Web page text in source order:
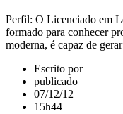
Perfil: O Licenciado em
formado para conhecer
moderna, é capaz de
Escrito por
publicado
07/12/12
15h44